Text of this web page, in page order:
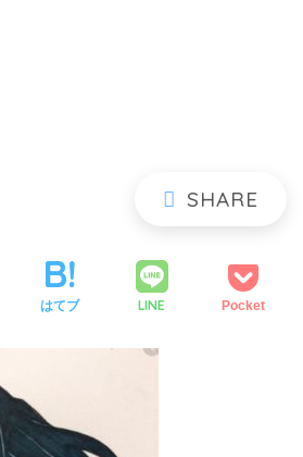
はてブ LINE Pocket